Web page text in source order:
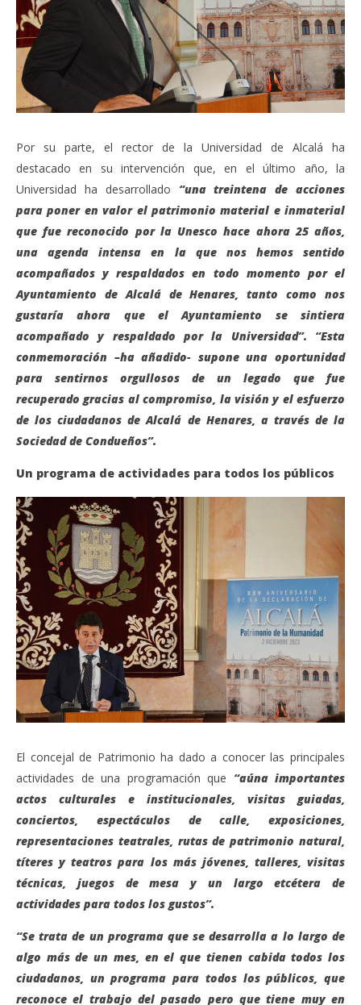
Por su parte, el rector de la Universidad de Alcalá ha
destacado en su intervención que, en el último año, la
Universidad ha desarrollado “una treintena de acciones
para poner en valor el patrimonio material e inmaterial
que fue reconocido por la Unesco hace ahora 25 años,
una agenda intensa en la que nos hemos sentido
acompañados y respaldados en todo momento por el
Ayuntamiento de Alcalá de Henares, tanto como nos
gustaría ahora que el Ayuntamiento se sintiera
acompañado y respaldado por la Universidad”. “Esta
conmemoración –ha añadido- supone una oportunidad
para sentirnos orgullosos de un legado que fue
recuperado gracias al compromiso, la visión y el esfuerzo
de los ciudadanos de Alcalá de Henares, a través de la
Sociedad de Condueños”.
Un programa de actividades para todos los públicos
El concejal de Patrimonio ha dado a conocer las principales
actividades de una programación que “aúna importantes
actos culturales e institucionales, visitas guiadas,
conciertos, espectáculos de calle, exposiciones,
representaciones teatrales, rutas de patrimonio natural,
títeres y teatros para los más jóvenes, talleres, visitas
técnicas, juegos de mesa y un largo etcétera de
actividades para todos los gustos”.
“Se trata de un programa que se desarrolla a lo largo de
algo más de un mes, en el que tienen cabida todos los
ciudadanos, un programa para todos los públicos, que
reconoce el trabajo del pasado pero que tiene muy en